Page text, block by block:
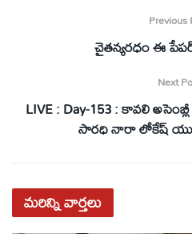
Previous
చైతన్యరధం ఈ
Next
LIVE : Day-153 : కావలి
సారధి నారా లోకేష్
మరిన్నివార్తలు